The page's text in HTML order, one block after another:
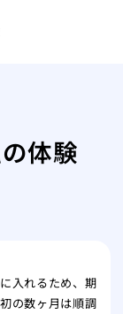
美
の詳
体験
入れるため、期
の数ヶ月は順調